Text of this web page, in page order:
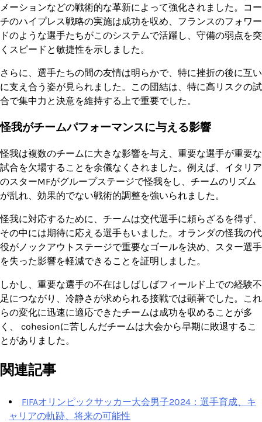
メーションなどの戦術的な革新によって強化されました。コー
チのハイプレス戦略の実施は成功を収め、フランスのフォワー
ドのような選手たちがこのシステムで活躍し、守備の弱点を突
くスピードと敏捷性を示しました。
さらに、選手たちの間の友情は明らかで、特に挫折の後に互い
に支え合う姿が見られました。この団結は、特に高リスクの試
合で集中力と決意を維持する上で重要でした。
怪我がチームパフォーマンスに与える影響
怪我は複数のチームに大きな影響を与え、重要な選手が重要な
試合を欠場することを余儀なくされました。例えば、イタリア
のスターMFがグループステージで怪我をし、チームのリズム
が乱れ、効果的でない戦術的調整を強いられました。
怪我に対応するために、チームは交代選手に頼らざるを得ず、
その中には期待に応える選手もいました。オランダの怪我の代
役がノックアウトステージで重要なゴールを決め、スター選手
を失った影響を軽減できることを証明しました。
しかし、重要な選手の不在はしばしばフィールド上での経験不
足につながり、冷静さが求められる接戦では顕著でした。これ
らの変化に迅速に適応できたチームは成功を収めることが多
く、 cohesionに苦しんだチームは大会から早期に敗退するこ
とがありました。
関連記事
FIFAオリンピックサッカー大会男子2024：選手育成、キ
ャリアの軌跡、将来の可能性